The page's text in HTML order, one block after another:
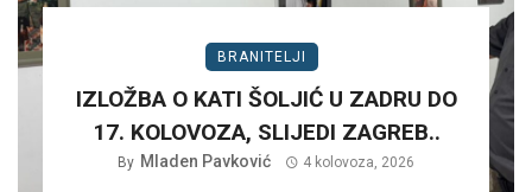
BRANITELJI
IZLOŽBA O KATI ŠOLJIĆ U ZADRU DO
17. KOLOVOZA, SLIJEDI ZAGREB..
By Mladen Pavković 4 kolovoza, 2026